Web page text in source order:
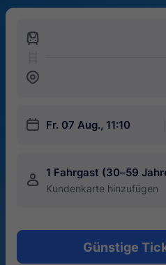
󱍉
󱒣
󱎗 Fr. 07 Aug., 11:10
󱍂 1 Fahrgast (30–59
Kundenkarte hinzufügen
Günstige